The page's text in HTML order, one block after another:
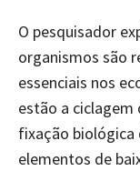
O pesquisador
organismos são
essenciais nos
estão a
fixação biológica
elementos de